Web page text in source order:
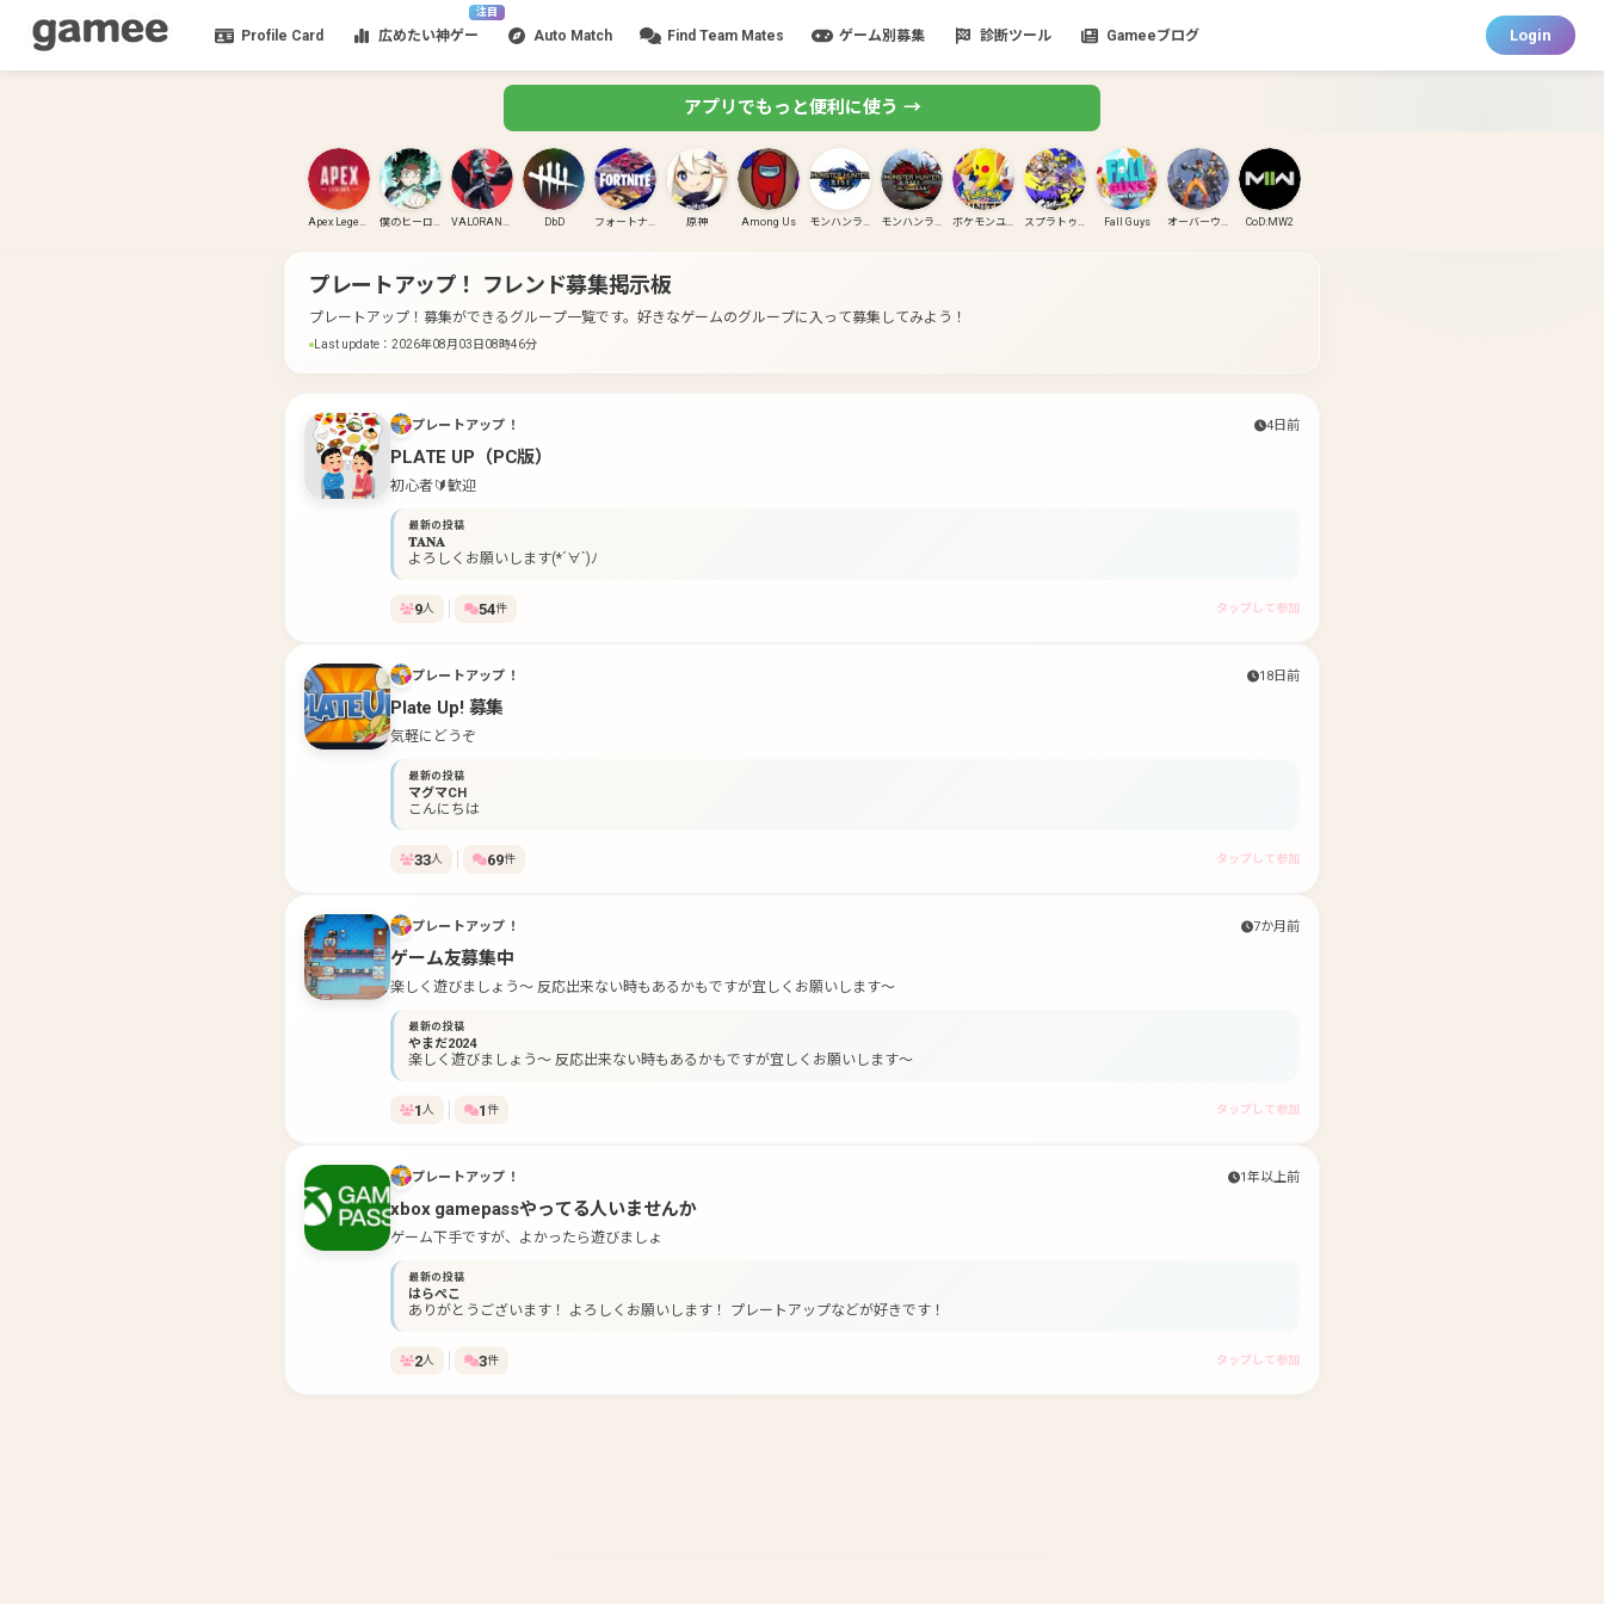
Profile Card
注目
広めたい神ゲー Auto Match Find Team Mates ゲーム別募集 診断ツール Gameeブログ Login
アプリでもっと便利に使う →
Apex Legends 僕のヒーローアカデミア ULTRA RUMBLE VALORANT(PC) DbD フォートナイト 原神 Among Us モンハンライズ モンハンライズ:サンブレイク ポケモンユナイト スプラトゥーン3 Fall Guys オーバーウォッチ CoD:MW2
プレートアップ！ フレンド募集掲示板
プレートアップ！募集ができるグループ一覧です。 好きなゲームのグループに入って募集してみよう！
Last update ： 2026年08月03日08時46分
プレートアップ！ 4日前
PLATE UP（PC版）
初心者🔰歓迎
最新の投稿
𝐓𝐀𝐍𝐀
よろしくお願いします(*´∀`)ﾉ
9人 54件 タップして参加
プレートアップ！ 18日前
Plate Up! 募集
気軽にどうぞ
最新の投稿
マグマCH
こんにちは
33人 69件 タップして参加
プレートアップ！ 7か月前
ゲーム友募集中
楽しく遊びましょう〜 反応出来ない時もあるかもですが宜しくお願いします〜
最新の投稿
やまだ2024
楽しく遊びましょう〜 反応出来ない時もあるかもですが宜しくお願いします〜
1 人 1件 タップして参加
プレートアップ！ 1年以上前
xbox gamepassやってる人いませんか
ゲーム下手ですが、よかったら遊びましょ
最新の投稿
はらぺこ
ありがとうございます！ よろしくお願いします！ プレートアップなどが好きです！
2人 3件 タップして参加